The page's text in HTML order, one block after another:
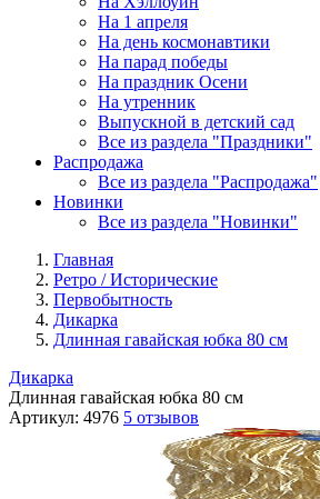
На 1 апреля
На день космонавтики
На парад победы
На праздник Осени
На утренник
Выпускной в детский сад
Все из раздела "Праздники"
Распродажа
Все из раздела "Распродажа"
Новинки
Все из раздела "Новинки"
Главная
Ретро / Исторические
Первобытность
Дикарка
Длинная гавайская юбка 80 см
Дикарка
Длинная гавайская юбка 80 см
Артикул: 4976 5 отзывов